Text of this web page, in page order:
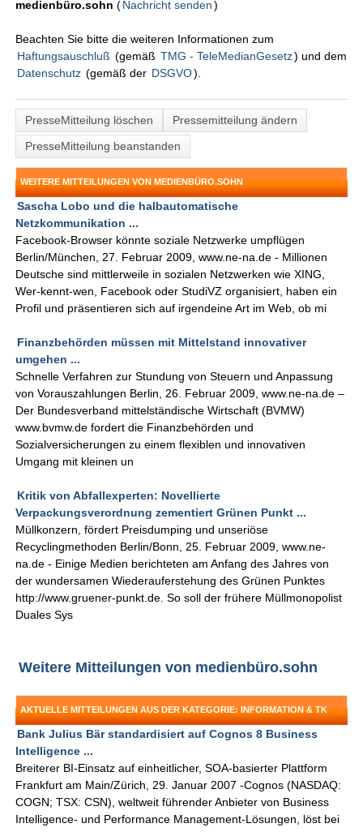
medienbüro.sohn (Nachricht senden )
Beachten Sie bitte die weiteren Informationen zum
Haftungsauschluß (gemäß TMG - TeleMedianGesetz) und dem
Datenschutz (gemäß der DSGVO).
PresseMitteilung löschen
Pressemitteilung ändern
PresseMitteilung beanstanden
WEITERE MITTEILUNGEN VON MEDIENBÜRO.SOHN
Sascha Lobo und die halbautomatische
Netzkommunikation ...
Facebook-Browser könnte soziale Netzwerke umpflügen
Berlin/München, 27. Februar 2009, www.ne-na.de - Millionen
Deutsche sind mittlerweile in sozialen Netzwerken wie XING,
Wer-kennt-wen, Facebook oder StudiVZ organisiert, haben ein
Profil und präsentieren sich auf irgendeine Art im Web, ob mi
Finanzbehörden müssen mit Mittelstand innovativer
umgehen ...
Schnelle Verfahren zur Stundung von Steuern und Anpassung
von Vorauszahlungen Berlin, 26. Februar 2009, www.ne-na.de –
Der Bundesverband mittelständische Wirtschaft (BVMW)
www.bvmw.de fordert die Finanzbehörden und
Sozialversicherungen zu einem flexiblen und innovativen
Umgang mit kleinen un
Kritik von Abfallexperten: Novellierte
Verpackungsverordnung zementiert Grünen Punkt ...
Müllkonzern, fördert Preisdumping und unseriöse
Recyclingmethoden Berlin/Bonn, 25. Februar 2009, www.ne-
na.de - Einige Medien berichteten am Anfang des Jahres von
der wundersamen Wiederauferstehung des Grünen Punktes
http://www.gruener-punkt.de. So soll der frühere Müllmonopolist
Duales Sys
Weitere Mitteilungen von medienbüro.sohn
AKTUELLE MITTEILUNGEN AUS DER KATEGORIE: INFORMATION & TK
Bank Julius Bär standardisiert auf Cognos 8 Business
Intelligence ...
Breiterer BI-Einsatz auf einheitlicher, SOA-basierter Plattform
Frankfurt am Main/Zürich, 29. Januar 2007 -Cognos (NASDAQ:
COGN; TSX: CSN), weltweit führender Anbieter von Business
Intelligence- und Performance Management-Lösungen, löst bei